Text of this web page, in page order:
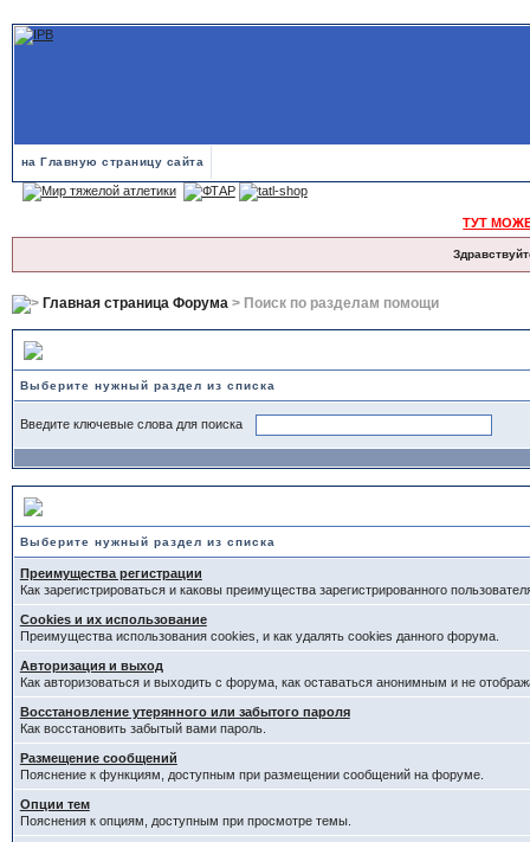
на Главную страницу сайта
ТУТ
Главная страница Форума> Поиск по разделам помощи
Выберите нужный раздел из списка
Введите ключевые слова для поиска
Выберите нужный раздел из списка
Преимущества регистрации
Как зарегистрироваться и каковы преимущества зарегистрированного
Cookies и их использование
Преимущества использования cookies, и как удалять cookies данного форума.
Авторизация и выход
Как авторизоваться и выходить с форума, как оставаться анонимным и не
Восстановление утерянного или забытого пароля
Как восстановить забытый вами пароль.
Размещение сообщений
Пояснение к функциям, доступным при размещении сообщений на форуме.
Опции тем
Пояснения к опциям, доступным при просмотре темы.